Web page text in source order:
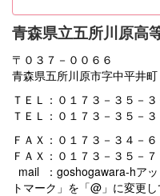
青森県立五所川原高
〒０３７－００６６
青森県五所川原市字中平井町
ＴＥＬ：０１７３－３５
ＴＥＬ：０１７３－３５－
ＦＡＸ：０１７３－３４－６
ＦＡＸ：０１７３－３５－
mail ：goshogawara-hア
トマーク」を「@」に変更し